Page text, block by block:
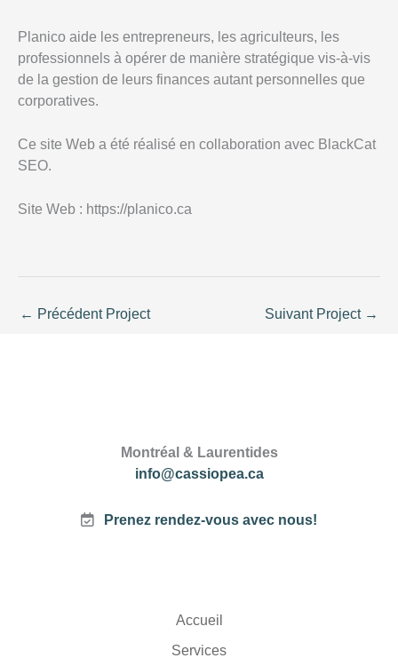
Planico aide les entrepreneurs, les agriculteurs, les
professionnels à opérer de manière stratégique vis-à-vis
de la gestion de leurs finances autant personnelles que
corporatives.
Ce site Web a été réalisé en collaboration avec BlackCat
SEO.
Site Web : https://planico.ca
← Précédent Project Suivant Project →
Montréal & Laurentides
info@cassiopea.ca
Prenez rendez-vous avec nous!
Accueil
Services